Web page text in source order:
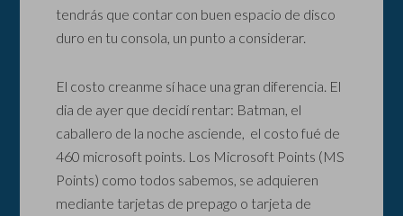
tendrás que contar con buen espacio de disco
duro en tu consola, un punto a considerar.
El costo creanme sí hace una gran diferencia. El
dia de ayer que decidí rentar: Batman, el
caballero de la noche asciende, el costo fué de
460 microsoft points. Los Microsoft Points (MS
Points) como todos sabemos, se adquieren
mediante tarjetas de prepago o tarjeta de